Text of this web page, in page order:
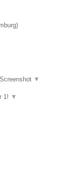
)
Screenshot ▼
1! ▼